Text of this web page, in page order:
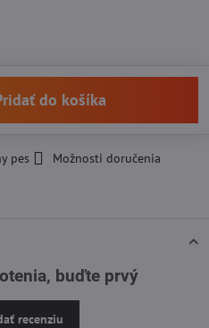
Pridať do košíka
pes
Možnosti doručenia
buďte prvý
recenziu